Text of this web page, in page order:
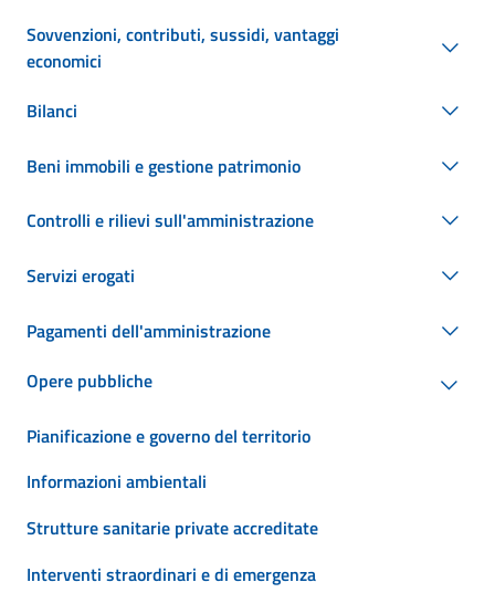
Sovvenzioni, contributi, sussidi, vantaggi
economici
Bilanci
Beni immobili e gestione patrimonio
Controlli e rilievi sull'amministrazione
Servizi erogati
Pagamenti dell'amministrazione
Opere pubbliche
Pianificazione e governo del territorio
Informazioni ambientali
Strutture sanitarie private accreditate
Interventi straordinari e di emergenza